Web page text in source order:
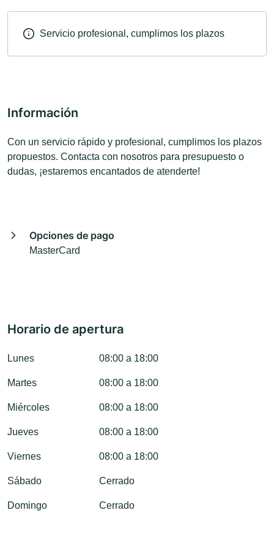
Servicio profesional, cumplimos los plazos
Información
Con un servicio rápido y profesional, cumplimos los plazos
propuestos. Contacta con nosotros para presupuesto o
dudas, ¡estaremos encantados de atenderte!
Opciones de pago
MasterCard
Horario de apertura
Lunes 08:00 a 18:00
Martes 08:00 a 18:00
Miércoles 08:00 a 18:00
Jueves 08:00 a 18:00
Viernes 08:00 a 18:00
Sábado Cerrado
Domingo Cerrado